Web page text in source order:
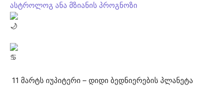
ასტროლოგ ანა მზიანის პროგნოზი
11 მარტს იუპიტერი – დიდი ბედნიერების პლანეტა